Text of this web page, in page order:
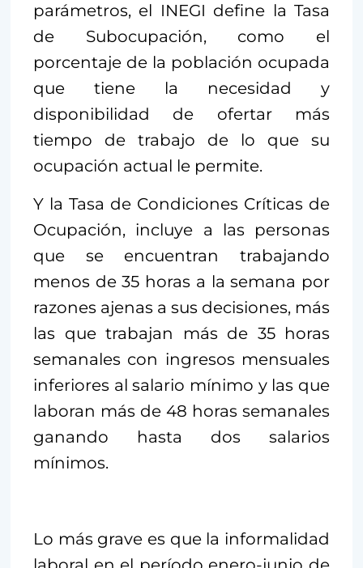
parámetros, el INEGI define la Tasa
de Subocupación, como el
porcentaje de la población ocupada
que tiene la necesidad y
disponibilidad de ofertar más
tiempo de trabajo de lo que su
ocupación actual le permite.
Y la Tasa de Condiciones Críticas de
Ocupación, incluye a las personas
que se encuentran trabajando
menos de 35 horas a la semana por
razones ajenas a sus decisiones, más
las que trabajan más de 35 horas
semanales con ingresos mensuales
inferiores al salario mínimo y las que
laboran más de 48 horas semanales
ganando hasta dos salarios
mínimos.
Lo más grave es que la informalidad